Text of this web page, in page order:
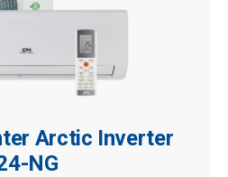
Arctic Inverter
NG